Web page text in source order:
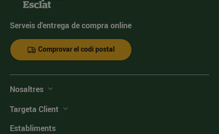
Serveis d'entrega de compra online
Comprovar el codi postal
Nosaltres
Targeta Client
Establiments